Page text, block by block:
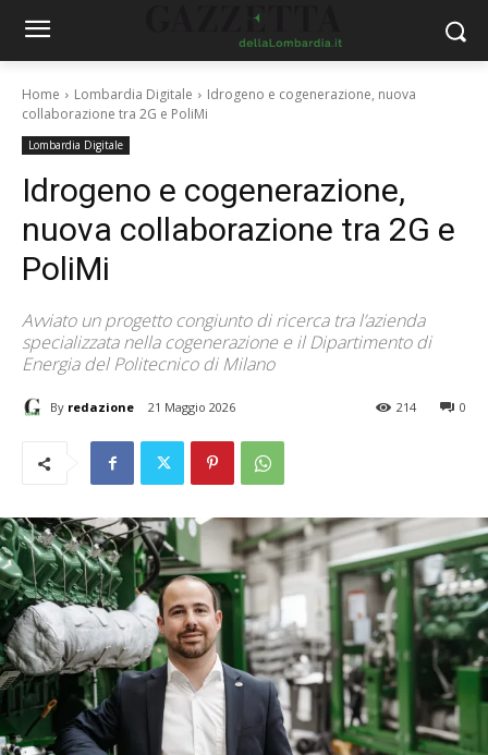
Home Lombardia Digitale
Idrogeno e cogenerazione, nuova
collaborazione tra 2G e PoliMi
Lombardia Digitale
Idrogeno e cogenerazione,
nuova collaborazione tra 2G e
PoliMi
Avviato un progetto congiunto di ricerca tra l’azienda
specializzata nella cogenerazione e il Dipartimento di
Energia del Politecnico di Milano
By redazione 21 Maggio 2026 0
214